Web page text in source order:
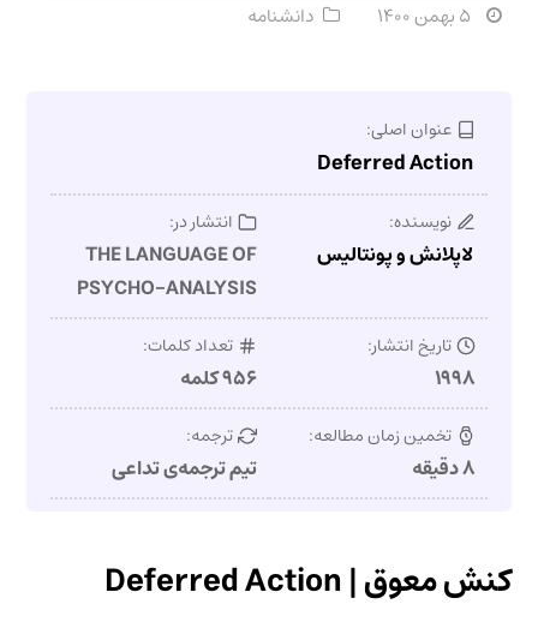
۵ بهمن ۱۴۰۰ دانشنامه
عنوان اصلی:
Deferred Action
نویسنده:
لاپلانش و پونتالیس
انتشار در:
THE LANGUAGE OF
PSYCHO-ANALYSIS
تاریخ انتشار:
۱۹۹۸
تعداد کلمات:
۹۵۶ کلمه
تخمین زمان مطالعه:
۸ دقیقه
ترجمه:
تیم ترجمه‌ی تداعی
کنش معوق | Deferred Action